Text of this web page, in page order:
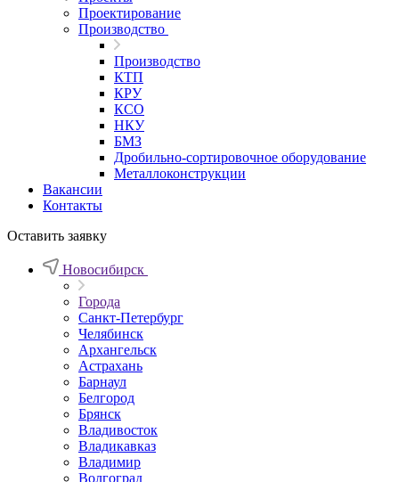
Проектирование
Производство
Производство
КТП
КРУ
КСО
НКУ
БМЗ
Дробильно-сортировочное оборудование
Металлоконструкции
Вакансии
Контакты
Оставить заявку
Новосибирск
Города
Санкт-Петербург
Челябинск
Архангельск
Астрахань
Барнаул
Белгород
Брянск
Владивосток
Владикавказ
Владимир
Волгоград